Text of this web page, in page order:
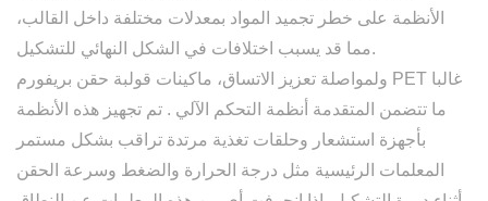
الأنظمة على خطر تجميد المواد بمعدلات مختلفة داخل القالب،
مما قد يسبب اختلافات في الشكل النهائي للتشكيل.
ولمواصلة تعزيز الاتساق، ماكينات قولبة حقن بريفورم PET غالبا
ما تتضمن المتقدمة أنظمة التحكم الآلي . تم تجهيز هذه الأنظمة
بأجهزة استشعار وحلقات تغذية مرتدة تراقب بشكل مستمر
المعلمات الرئيسية مثل درجة الحرارة والضغط وسرعة الحقن